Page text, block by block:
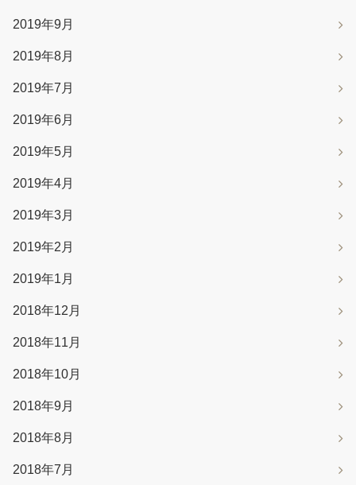
2019年9月
2019年8月
2019年7月
2019年6月
2019年5月
2019年4月
2019年3月
2019年2月
2019年1月
2018年12月
2018年11月
2018年10月
2018年9月
2018年8月
2018年7月